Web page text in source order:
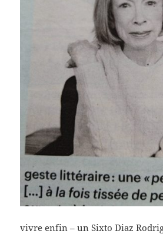
vivre enfin – un Sixto Diaz